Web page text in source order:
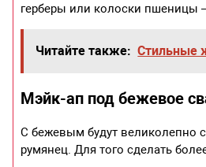
герберы или колоски пшеницы
Читайте также: Стильные
Мэйк-ап под бежевое
С бежевым будут великолепно
румянец. Для того сделать